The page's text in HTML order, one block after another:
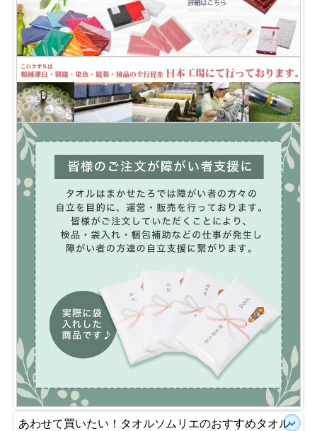
あわせて買いたい！タオルソムリエのおすすめタオル